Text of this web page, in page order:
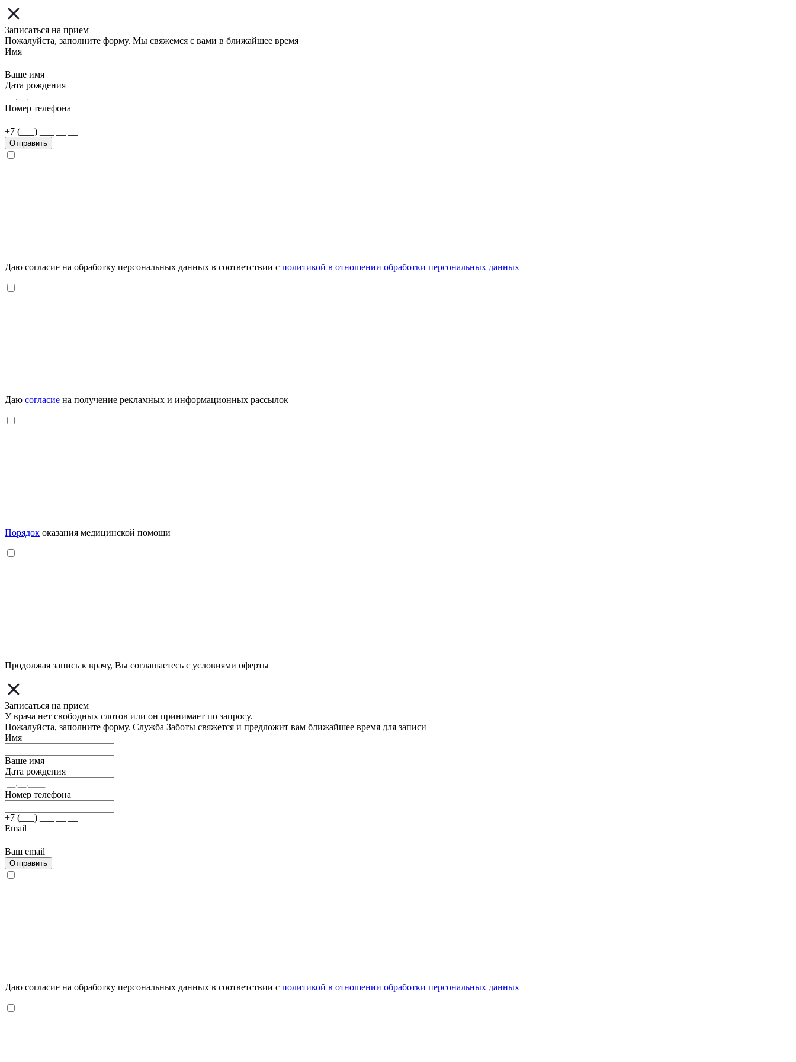
Записаться на прием
Пожалуйста, заполните форму. Мы свяжемся с вами в ближайшее время
Имя
Ваше имя
Дата рождения
Номер телефона
+7 (___) ___ __ __
Отправить
Даю согласие на обработку персональных данных в соответствии с политикой в отношении обработки персональных данных
Даю согласие на получение рекламных и информационных рассылок
Порядок оказания медицинской помощи
Продолжая запись к врачу, Вы соглашаетесь с условиями оферты
Записаться на прием
У врача нет свободных слотов или он принимает по запросу.
Пожалуйста, заполните форму. Служба Заботы свяжется и предложит вам ближайшее время для записи
Имя
Ваше имя
Дата рождения
Номер телефона
+7 (___) ___ __ __
Email
Ваш email
Отправить
Даю согласие на обработку персональных данных в соответствии с политикой в отношении обработки персональных данных